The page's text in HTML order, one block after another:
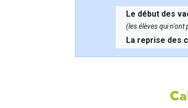
Le début des
(les élèves qui n'ont
La reprise des